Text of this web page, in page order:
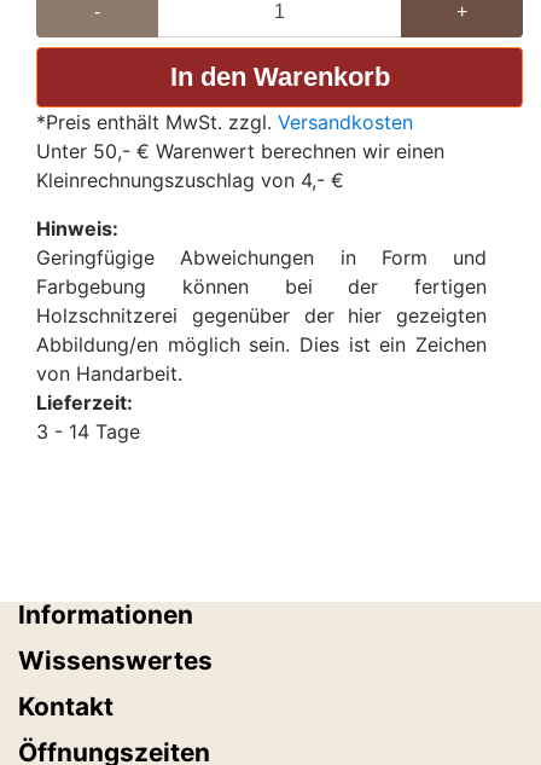
- +
*Preis enthält MwSt. zzgl. Versandkosten
Unter 50,- € Warenwert berechnen wir einen
Kleinrechnungszuschlag von 4,- €
Hinweis:
Geringfügige Abweichungen in Form und
Farbgebung können bei der fertigen
Holzschnitzerei gegenüber der hier gezeigten
Abbildung/en möglich sein. Dies ist ein Zeichen
von Handarbeit.
Lieferzeit:
3 - 14 Tage
Informationen
Wissenswertes
Kontakt
Öffnungszeiten